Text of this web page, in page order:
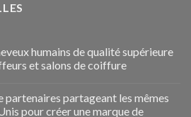
humains de qualité supérieure
et salons de coiffure
partenaires partageant les mêmes
pour créer une marque de